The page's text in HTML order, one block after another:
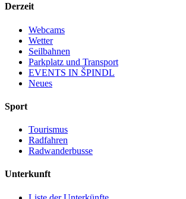
Derzeit
Webcams
Wetter
Seilbahnen
Parkplatz und Transport
EVENTS IN ŠPINDL
Neues
Sport
Tourismus
Radfahren
Radwanderbusse
Unterkunft